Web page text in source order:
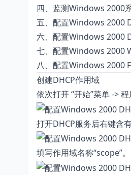
四、 监测Windows 2000
五、 配置Windows 2000
六、 配置Windows 2000
七、 配置Windows 2000
八、 配置Windows 2000
创建DHCP作用域
依次打开 “开始”菜单 -> 程
打开DHCP服务后右键含
填写作用域名称“scope”。